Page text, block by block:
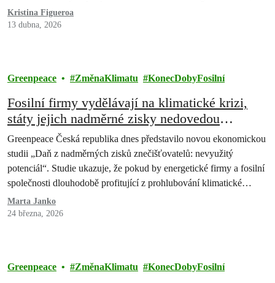
zatímco běžní lidé čelí tlaku vysokých účtů za energie a pohonné
hmoty. Takové zdanění je proto na místě.
Kristina Figueroa
13 dubna, 2026
Greenpeace ZměnaKlimatu KonecDobyFosilní
Fosilní firmy vydělávají na klimatické krizi,
státy jejich nadměrné zisky nedovedou
efektivně zdanit
Greenpeace Česká republika dnes představilo novou ekonomickou
studii „Daň z nadměrných zisků znečišťovatelů: nevyužitý
potenciál“. Studie ukazuje, že pokud by energetické firmy a fosilní
společnosti dlouhodobě profitující z prohlubování klimatické…
Marta Janko
24 března, 2026
Greenpeace ZměnaKlimatu KonecDobyFosilní